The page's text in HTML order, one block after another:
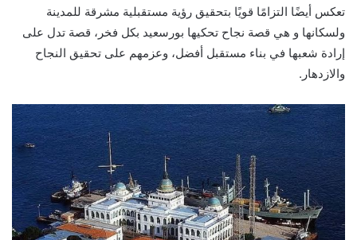
تعكس أيضًا التزامًا قويًا بتحقيق رؤية مستقبلية مشرقة للمدينة
ولسكانها و هي قصة نجاح تحكيها بورسعيد بكل فخر، قصة تدل على
إرادة شعبها في بناء مستقبل أفضل، وعزمهم على تحقيق النجاح
والازدهار.